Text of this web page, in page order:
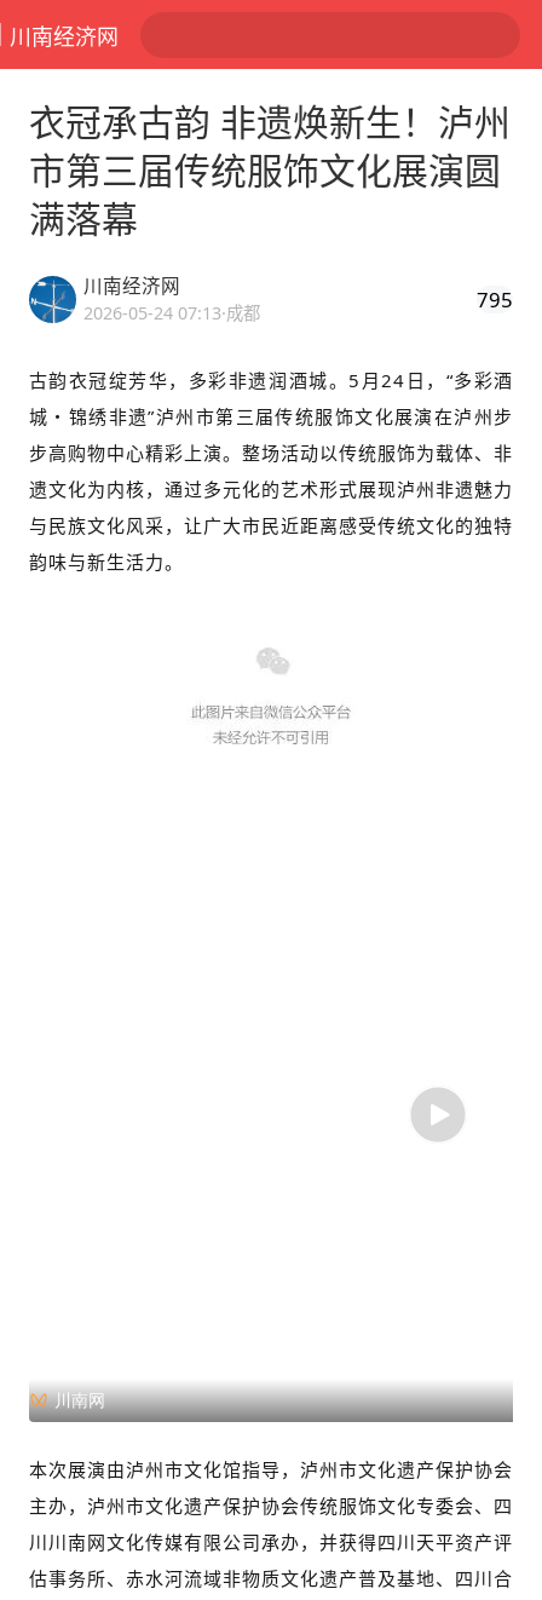
川南经济网
衣冠承古韵 非遗焕新生！泸州
市第三届传统服饰文化展演圆
满落幕
川南经济网
2026-05-24 07:13·成都 795
古韵衣冠绽芳华，多彩非遗润酒城。5月24日，“多彩酒
城・锦绣非遗”泸州市第三届传统服饰文化展演在泸州步
步高购物中心精彩上演。整场活动以传统服饰为载体、非
遗文化为内核，通过多元化的艺术形式展现泸州非遗魅力
与民族文化风采，让广大市民近距离感受传统文化的独特
韵味与新生活力。
川南网
本次展演由泸州市文化馆指导，泸州市文化遗产保护协会
主办，泸州市文化遗产保护协会传统服饰文化专委会、四
川川南网文化传媒有限公司承办，并获得四川天平资产评
估事务所、赤水河流域非物质文化遗产普及基地、四川合